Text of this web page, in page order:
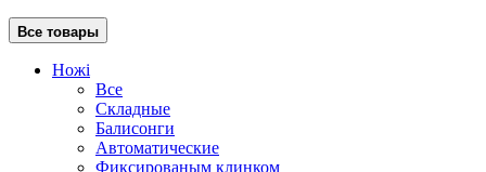
Все товары
Ножі
Все
Складные
Балисонги
Автоматические
Фиксированым клинком